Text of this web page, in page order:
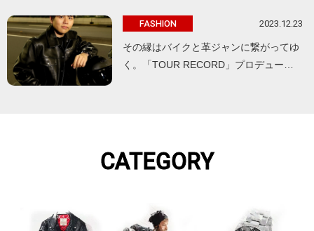
FASHION 2023.12.23
その縁はバイクと革ジャンに繋がってゆ
く。「TOUR RECORD」プロデュー…
CATEGORY